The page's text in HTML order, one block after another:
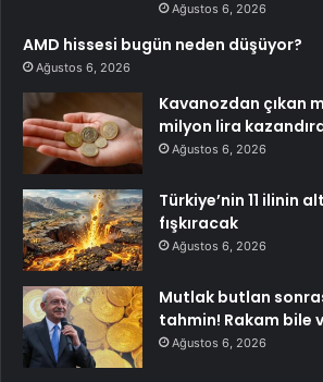
Ağustos 6, 2026
AMD hissesi bugün neden düşüyor?
Ağustos 6, 2026
Kavanozdan çıkan
milyon lira
Ağustos 6, 2026
Türkiye’nin 11 ilinin
fışkıracak
Ağustos 6, 2026
Mutlak butlan
tahmin! Rakam bile
Ağustos 6, 2026